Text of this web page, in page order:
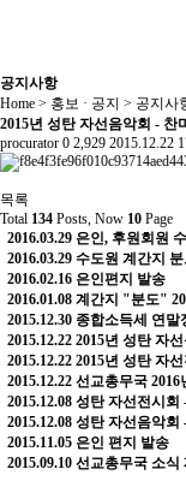
공지사항
Home > 홍보 · 공지 > 공지사
2015년 성탄 자선음악회 - 찬
procurator 0 2,929 2015.12.22
목록
Total 134 Posts, Now 10 Page
2016.03.29 은인, 후원회원
2016.03.29 수도원 계간지
2016.02.16 은인편지 발송
2016.01.08 계간지 "분도"
2015.12.30 종합소득세 연말
2015.12.22 2015년 성탄 자
2015.12.22 2015년 성탄 자
2015.12.22 선교총무국
2015.12.08 성탄 자선전시회
2015.12.08 성탄 자선음악회
2015.11.05 은인 편지 발송
2015.09.10 선교총무국 소식